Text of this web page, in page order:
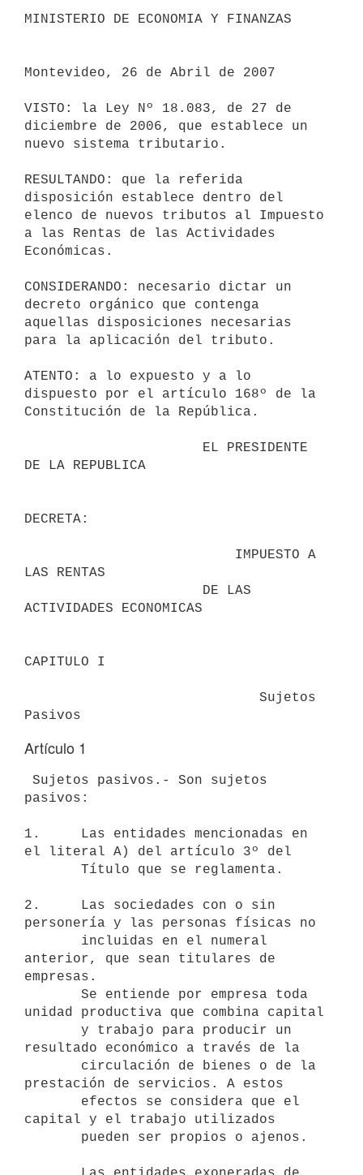
MINISTERIO DE ECONOMIA Y FINANZAS
Montevideo, 26 de Abril de 2007
VISTO: la Ley Nº 18.083, de 27 de
diciembre de 2006, que establece un
nuevo sistema tributario.
RESULTANDO: que la referida
disposición establece dentro del
elenco de nuevos tributos al Impuesto
a las Rentas de las Actividades
Económicas.
CONSIDERANDO: necesario dictar un
decreto orgánico que contenga
aquellas disposiciones necesarias
para la aplicación del tributo.
ATENTO: a lo expuesto y a lo
dispuesto por el artículo 168º de la
Constitución de la República.
DE LA REPUBLICA
DECRETA:
LAS RENTAS
ACTIVIDADES ECONOMICAS
CAPITULO I
Artículo 1
pasivos:
1.     Las entidades mencionadas en
el literal A) del artículo 3º del
2.     Las sociedades con o sin
personería y las personas físicas no
anterior, que sean titulares de
empresas.
unidad productiva que combina capital
resultado económico a través de la
prestación de servicios. A estos
capital y el trabajo utilizados